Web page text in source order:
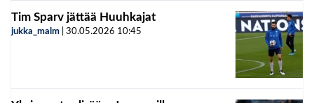
Tim Sparv jättää Huuhkajat
jukka_malm 30.05.2026 10:45